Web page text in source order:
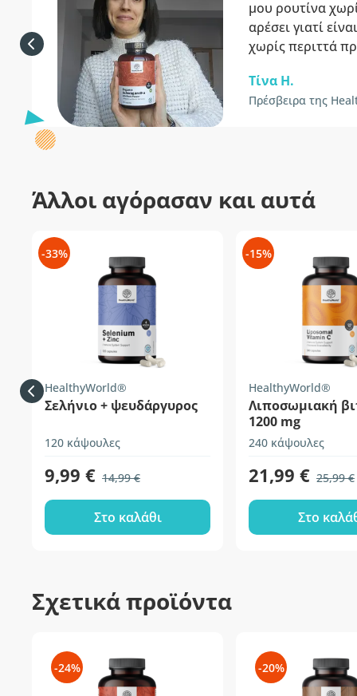
μου ρουτίνα
αρέσει γιατί
χωρίς περιττά
Τίνα Η.
Πρέσβειρα της
Άλλοι αγόρασαν και αυτά
-33%
HealthyWorld®
Σελήνιο + ψευδάργυρος
120 κάψουλες
9,99 € 14,99 €
Στο καλάθι
-15%
HealthyWorld®
Λιποσωμιακή
1200 mg
240 κάψουλες
21,99 € 25,99 €
Στο
Σχετικά προϊόντα
-24% -20%